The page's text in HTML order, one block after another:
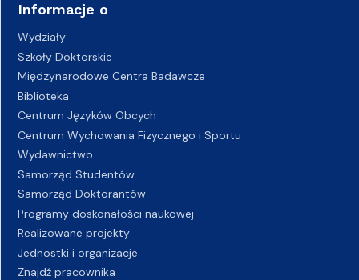
Informacje o
Wydziały
Szkoły Doktorskie
Międzynarodowe Centra Badawcze
Biblioteka
Centrum Języków Obcych
Centrum Wychowania Fizycznego i Sportu
Wydawnictwo
Samorząd Studentów
Samorząd Doktorantów
Programy doskonałości naukowej
Realizowane projekty
Jednostki i organizacje
Znajdź pracownika